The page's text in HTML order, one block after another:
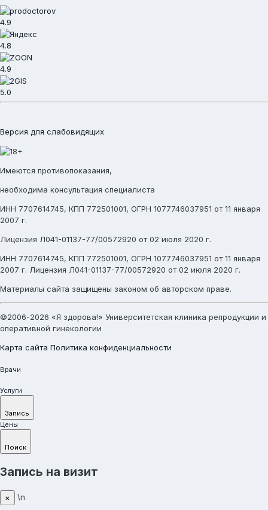
4.9
4.8
4.9
5.0
Версия для слабовидящих
Имеются противопоказания,
необходима консультация специалиста
ИНН 7707614745, КПП 772501001, ОГРН 1077746037951 от 11 января
2007 г.
Лицензия Л041-01137-77/00572920 от 02 июля 2020 г.
ИНН 7707614745, КПП 772501001, ОГРН 1077746037951 от 11 января
2007 г. Лицензия Л041-01137-77/00572920 от 02 июля 2020 г.
Материалы сайта защищены законом об авторском праве.
©2006-2026 «Я здорова!» Университетская клиника репродукции и
оперативной гинекологии
Карта сайта Политика конфиденциальности
Врачи
Услуги
Запись
Цены
Поиск
Запись на визит
× \n